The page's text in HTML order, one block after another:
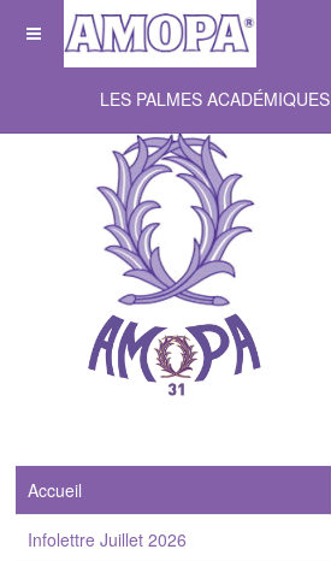
LES PALMES ACADÉMIQUES
Accueil
Infolettre Juillet 2026